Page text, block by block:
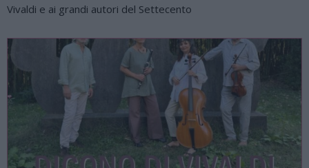
Vivaldi e ai grandi autori del Settecento